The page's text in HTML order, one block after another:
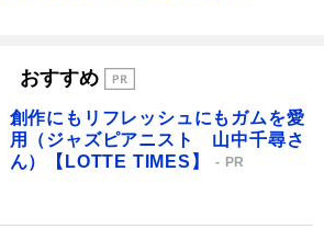
おすすめ
創作にもリフレッシュにもガムを愛
用（ジャズピアニスト 山中千尋さ
ん）【LOTTE TIMES】
PR